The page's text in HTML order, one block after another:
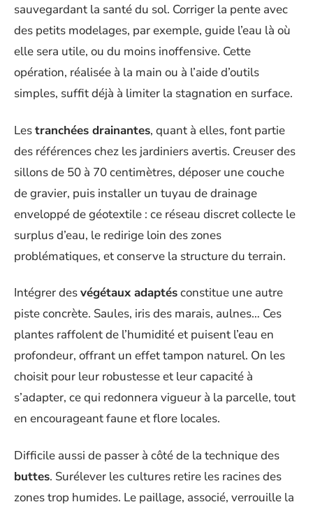
sauvegardant la santé du sol. Corriger la pente avec
des petits modelages, par exemple, guide l’eau là où
elle sera utile, ou du moins inoffensive. Cette
opération, réalisée à la main ou à l’aide d’outils
simples, suffit déjà à limiter la stagnation en surface.
Lestranchées drainantes, quant à elles, font partie
des références chez les jardiniers avertis. Creuser des
sillons de 50 à 70 centimètres, déposer une couche
de gravier, puis installer un tuyau de drainage
enveloppé de géotextile : ce réseau discret collecte le
surplus d’eau, le redirige loin des zones
problématiques, et conserve la structure du terrain.
Intégrer desvégétaux adaptésconstitue une autre
piste concrète. Saules, iris des marais, aulnes… Ces
plantes raffolent de l’humidité et puisent l’eau en
profondeur, offrant un effet tampon naturel. On les
choisit pour leur robustesse et leur capacité à
s’adapter, ce qui redonnera vigueur à la parcelle, tout
en encourageant faune et flore locales.
Difficile aussi de passer à côté de la technique des
buttes. Surélever les cultures retire les racines des
zones trop humides. Le paillage, associé, verrouille la